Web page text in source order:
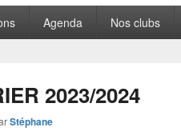
Agenda Nos clubs
2023/2024
Stéphane